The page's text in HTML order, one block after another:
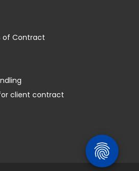
of Contract
client contract